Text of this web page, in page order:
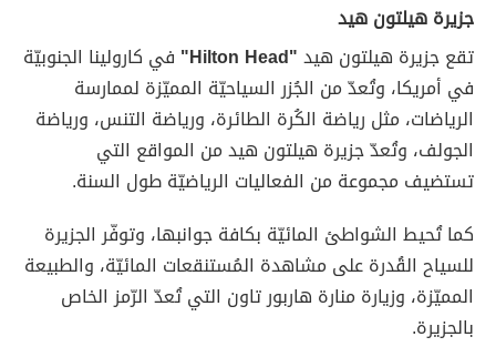
جزيرة هيلتون هيد
تقع جزيرة هيلتون هيد"Hilton Head"
في كارولينا الجنوبيّة
في أمريكا، وتُعدّ من الجُزر السياحيّة المميّزة لممارسة
الرياضات، مثل رياضة الكُرة الطائرة، ورياضة التنس، ورياضة
الجولف، وتُعدّ جزيرة هيلتون هيد من المواقع التي
تستضيف مجموعة من الفعاليات الرياضيّة طول السنة.
كما تُحيط الشواطئ المائيّة بكافة جوانبها، وتوفّر الجزيرة
للسياح القُدرة على مشاهدة المُستنقعات المائيّة، والطبيعة
المميّزة، وزيارة منارة هاربور تاون التي تُعدّ الرّمز الخاص
بالجزيرة.